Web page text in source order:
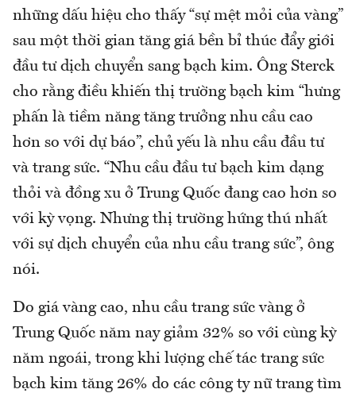
những dấu hiệu cho thấy “sự mệt mỏi của vàng”
sau một thời gian tăng giá bền bỉ thúc đẩy giới
đầu tư dịch chuyển sang bạch kim. Ông Sterck
cho rằng điều khiến thị trường bạch kim “hưng
phấn là tiềm năng tăng trưởng nhu cầu cao
hơn so với dự báo”, chủ yếu là nhu cầu đầu tư
và trang sức. “Nhu cầu đầu tư bạch kim dạng
thỏi và đồng xu ở Trung Quốc đang cao hơn so
với kỳ vọng. Nhưng thị trường hứng thú nhất
với sự dịch chuyển của nhu cầu trang sức”, ông
nói.
Do giá vàng cao, nhu cầu trang sức vàng ở
Trung Quốc năm nay giảm 32% so với cùng kỳ
năm ngoái, trong khi lượng chế tác trang sức
bạch kim tăng 26% do các công ty nữ trang tìm